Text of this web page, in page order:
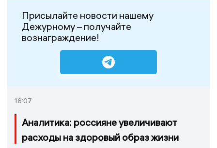
Присылайте новости нашему
Дежурному – получайте
вознаграждение!
16:07
Аналитика: россияне увеличивают
расходы на здоровый образ жизни